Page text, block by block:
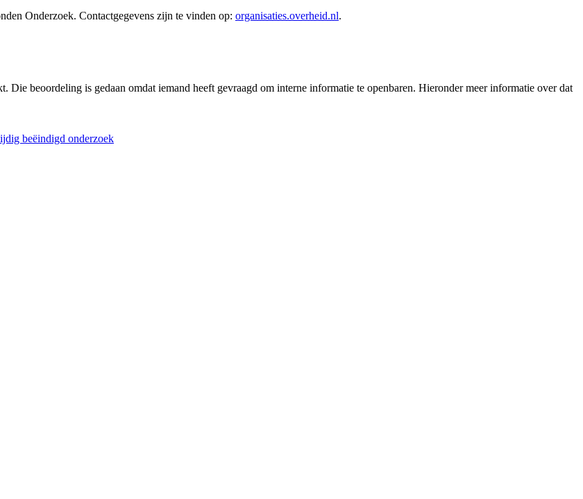
Onderzoek. Contactgegevens zijn te vinden op: organisaties.overheid.nl.
Die beoordeling is gedaan omdat iemand heeft gevraagd om interne informatie te openbaren. Hieronder meer informatie over dat
beëindigd onderzoek